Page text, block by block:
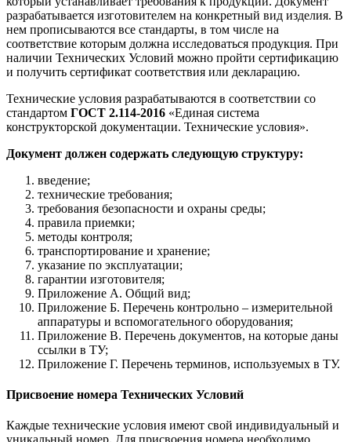
разрабатывается изготовителем на конкретный вид изделия. В
нем прописываются все стандарты, в том числе на
соответствие которым должна исследоваться продукция. При
наличии Технических Условий можно пройти сертификацию
и получить сертификат соответствия или декларацию.
Технические условия разрабатываются в соответствии со
стандартом ГОСТ 2.114-2016 «Единая система
конструкторской документации. Технические условия».
Документ должен содержать следующую структуру:
введение;
технические требования;
требования безопасности и охраны среды;
правила приемки;
методы контроля;
транспортирование и хранение;
указание по эксплуатации;
гарантии изготовителя;
Приложение А. Общий вид;
Приложение Б. Перечень контрольно – измерительной
аппаратуры и вспомогательного оборудования;
Приложение В. Перечень документов, на которые даны
ссылки в ТУ;
Приложение Г. Перечень терминов, используемых в ТУ.
Присвоение номера Технических Условий
Каждые технические условия имеют свой индивидуальный и